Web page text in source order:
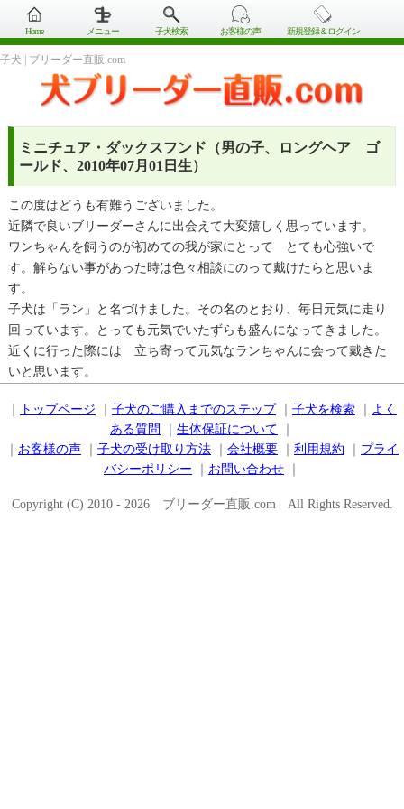
Home メニュー 子犬検索 お客様の声 新規登録＆ログイン
子犬 | ブリーダー直販.com
ミニチュア・ダックスフンド（男の子、ロングヘア ゴ
ールド、2010年07月01日生）
この度はどうも有難うございました。
近隣で良いブリーダーさんに出会えて大変嬉しく思っています。
ワンちゃんを飼うのが初めての我が家にとって とても心強いで
す。解らない事があった時は色々相談にのって戴けたらと思いま
す。
子犬は「ラン」と名づけました。その名のとおり、毎日元気に走り
回っています。とっても元気でいたずらも盛んになってきました。
近くに行った際には 立ち寄って元気なランちゃんに会って戴きた
いと思います。
｜ トップページ ｜ 子犬のご購入までのステップ｜ 子犬を検索 ｜ よく
ある質問
｜ 生体保証について ｜
｜ お客様の声 ｜ 子犬の受け取り方法 ｜ 会社概要 ｜ 利用規約 ｜ プライ
バシーポリシー ｜ お問い合わせ ｜
Copyright (C) 2010 - 2026 ブリーダー直販.com All Rights Reserved.